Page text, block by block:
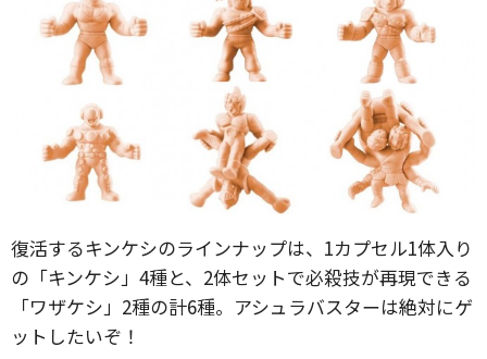
復活するキンケシのラインナップは、1カプセル1体入り
の「キンケシ」4種と、2体セットで必殺技が再現できる
「ワザケシ」2種の計6種。アシュラバスターは絶対にゲ
ットしたいぞ！